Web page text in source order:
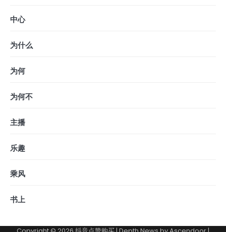
中心
为什么
为何
为何不
主播
乐趣
乘风
书上